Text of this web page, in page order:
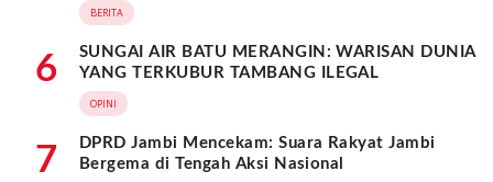
BERITA
6
SUNGAI AIR BATU MERANGIN: WARISAN DUNIA
YANG TERKUBUR TAMBANG ILEGAL
OPINI
7
DPRD Jambi Mencekam: Suara Rakyat Jambi
Bergema di Tengah Aksi Nasional